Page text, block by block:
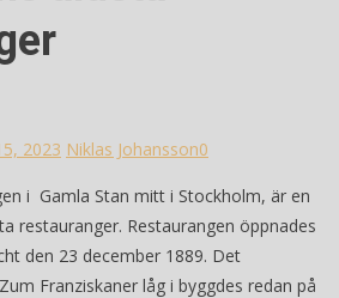
2023 Niklas Johansson0
i Gamla Stan mitt i Stockholm, är en
restauranger. Restaurangen öppnades
den 23 december 1889. Det
Franziskaner låg i byggdes redan på